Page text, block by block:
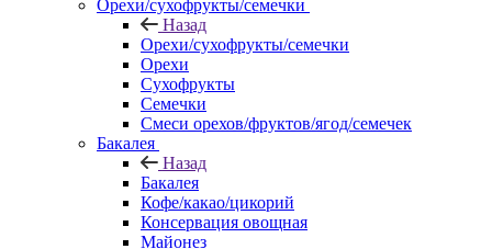
Орехи/сухофрукты/семечки
Назад
Орехи/сухофрукты/семечки
Орехи
Сухофрукты
Семечки
Смеси орехов/фруктов/ягод/семечек
Бакалея
Назад
Бакалея
Кофе/какао/цикорий
Консервация овощная
Майонез